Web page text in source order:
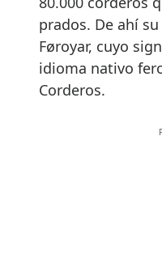
prados. De ahí
Føroyar, cuyo
idioma nativo
Corderos.